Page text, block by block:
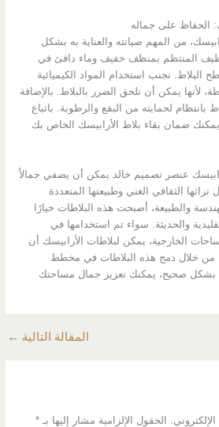
الحفاظ على جماله
من المهم صيانته والعناية به بشكل
المنتظم بمنظف خفيف وماء دافئ في
البلاط. تجنب استخدام المواد الكيميائية
لأنها يمكن أن تلحق الضرر بالبلاط. بالإضافة
بانتظام لحمايته من البقع والرطوبة. باتباع
يمكنك ضمان بقاء بلاط الأرابيسك الخاص بك
عنصر تصميم خالد يمكن أن يضفي جمالاً
الثقافي الغني وطبيعتها المتعددة
والطبيعة، أصبحت هذه البلاطات خيارًا
والحديثة. سواء تم استخدامها في
الخارجية، يمكن لبلاطات الأرابيسك أن
من خلال دمج هذه البلاطات في مخطط
بشكل صحيح، يمكنك تعزيز جمال مساحتك
المقالة التالية ←
الحقول الإلزامية مشار إليها بـ*